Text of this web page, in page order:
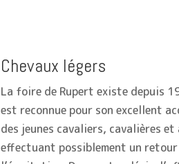
Chevaux légers
La foire de Rupert existe depuis
est reconnue pour son excellent
des jeunes cavaliers, cavalières
effectuant possiblement un retour